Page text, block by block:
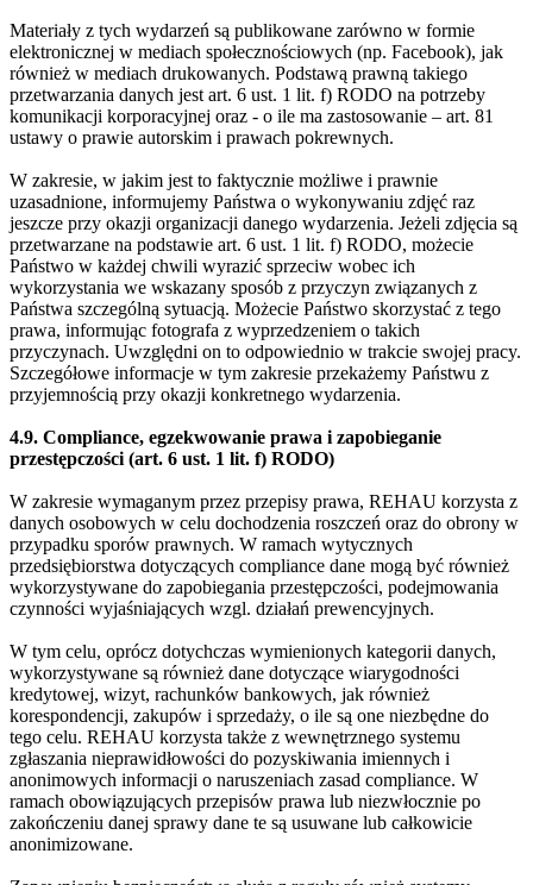
Materiały z tych wydarzeń są publikowane zarówno w formie
elektronicznej w mediach społecznościowych (np. Facebook), jak
również w mediach drukowanych. Podstawą prawną takiego
przetwarzania danych jest art. 6 ust. 1 lit. f) RODO na potrzeby
komunikacji korporacyjnej oraz - o ile ma zastosowanie – art. 81
ustawy o prawie autorskim i prawach pokrewnych.
W zakresie, w jakim jest to faktycznie możliwe i prawnie
uzasadnione, informujemy Państwa o wykonywaniu zdjęć raz
jeszcze przy okazji organizacji danego wydarzenia. Jeżeli zdjęcia są
przetwarzane na podstawie art. 6 ust. 1 lit. f) RODO, możecie
Państwo w każdej chwili wyrazić sprzeciw wobec ich
wykorzystania we wskazany sposób z przyczyn związanych z
Państwa szczególną sytuacją. Możecie Państwo skorzystać z tego
prawa, informując fotografa z wyprzedzeniem o takich
przyczynach. Uwzględni on to odpowiednio w trakcie swojej pracy.
Szczegółowe informacje w tym zakresie przekażemy Państwu z
przyjemnością przy okazji konkretnego wydarzenia.
4.9. Compliance, egzekwowanie prawa i zapobieganie
przestępczości (art. 6 ust. 1 lit. f) RODO)
W zakresie wymaganym przez przepisy prawa, REHAU korzysta z
danych osobowych w celu dochodzenia roszczeń oraz do obrony w
przypadku sporów prawnych. W ramach wytycznych
przedsiębiorstwa dotyczących compliance dane mogą być również
wykorzystywane do zapobiegania przestępczości, podejmowania
czynności wyjaśniających wzgl. działań prewencyjnych.
W tym celu, oprócz dotychczas wymienionych kategorii danych,
wykorzystywane są również dane dotyczące wiarygodności
kredytowej, wizyt, rachunków bankowych, jak również
korespondencji, zakupów i sprzedaży, o ile są one niezbędne do
tego celu. REHAU korzysta także z wewnętrznego systemu
zgłaszania nieprawidłowości do pozyskiwania imiennych i
anonimowych informacji o naruszeniach zasad compliance. W
ramach obowiązujących przepisów prawa lub niezwłocznie po
zakończeniu danej sprawy dane te są usuwane lub całkowicie
anonimizowane.